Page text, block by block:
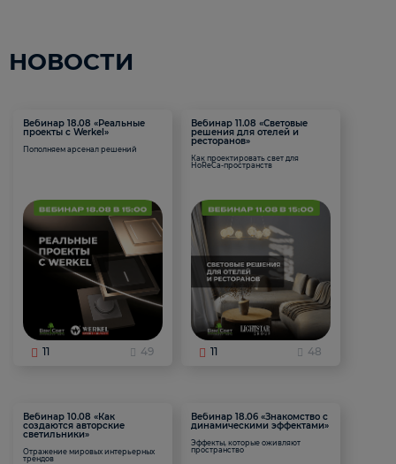
НОВОСТИ
Вебинар 18.08 «Реальные
проекты с Werkel»
Пополняем арсенал решений
11 49
Вебинар 11.08 «Световые
решения для отелей и
ресторанов»
Как проектировать свет для
HoReCa-пространств
11 48
Вебинар 10.08 «Как
создаются авторские
светильники»
Отражение мировых интерьерных
трендов
Вебинар 18.06 «Знакомство с
динамическими эффектами»
Эффекты, которые оживляют
пространство